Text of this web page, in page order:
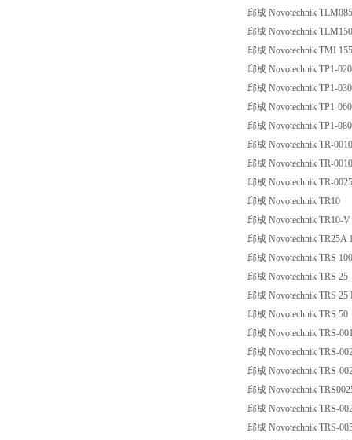
邱成 Novotechnik
邱成 Novotechnik
邱成 Novotechnik TMI
邱成 Novotechnik TP1-
邱成 Novotechnik TP1-
邱成 Novotechnik TP1-
邱成 Novotechnik TP1-
邱成 Novotechnik TR-0010
邱成 Novotechnik TR-
邱成 Novotechnik TR-0025
邱成 Novotechnik TR10
邱成 Novotechnik TR10-
邱成 Novotechnik TR25A
邱成 Novotechnik TRS
邱成 Novotechnik TRS 25
邱成 Novotechnik TRS 25
邱成 Novotechnik TRS 50
邱成 Novotechnik TRS-
邱成 Novotechnik TRS-
邱成 Novotechnik TRS-
邱成 Novotechnik
邱成 Novotechnik TRS-
邱成 Novotechnik TRS-